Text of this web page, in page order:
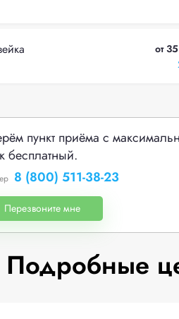
от
пункт приёма с
бесплатный.
8 (800) 511-38-23
Перезвоните мне
Подробные